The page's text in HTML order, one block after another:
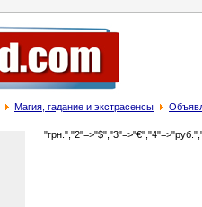
Магия, гадание и экстрасенсы